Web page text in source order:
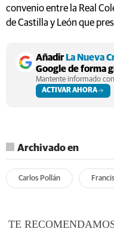
convenio entre la Real
de Castilla y León que
AñadirLa Nueva
Google de forma
Mantente informado
ACTIVAR AHORA
Archivado en
Carlos Pollán
TE